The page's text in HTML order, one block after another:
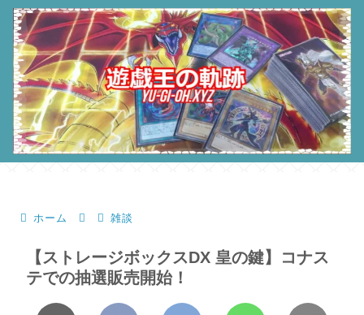
ホーム 雑談
【ストレージボックスDX 皇の鍵】コナス
テでの抽選販売開始！